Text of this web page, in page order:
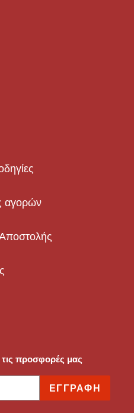
αγορών
τις προσφορές μας
ΕΓΓΡΑΦΉ